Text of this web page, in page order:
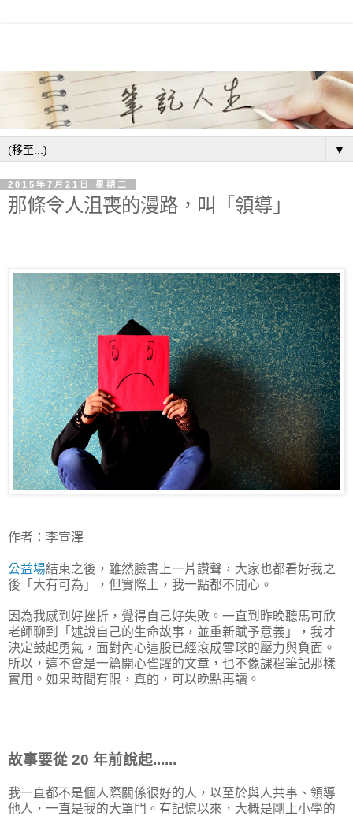
▼
2015年7月21日 星期二
那條令人沮喪的漫路，叫「領導」
作者：李宣澤
公益場結束之後，雖然臉書上一片讚聲，大家也都看好我之
後「大有可為」，但實際上，我一點都不開心。
因為我感到好挫折，覺得自己好失敗。一直到昨晚聽馬可欣
老師聊到「述說自己的生命故事，並重新賦予意義」，我才
決定鼓起勇氣，面對內心這股已經滾成雪球的壓力與負面。
所以，這不會是一篇開心雀躍的文章，也不像課程筆記那樣
實用。如果時間有限，真的，可以晚點再讀。
故事要從 20 年前說起......
我一直都不是個人際關係很好的人，以至於與人共事、領導
他人，一直是我的大罩門。有記憶以來，大概是剛上小學的